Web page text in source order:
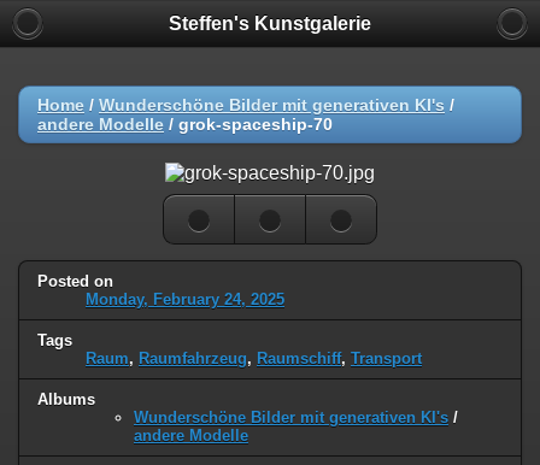
Steffen's Kunstgalerie
Home / Wunderschöne Bilder mit generativen KI's /
andere Modelle / grok-spaceship-70
Posted on
Monday, February 24, 2025
Tags
Raum, Raumfahrzeug, Raumschiff, Transport
Albums
Wunderschöne Bilder mit generativen KI's /
andere Modelle